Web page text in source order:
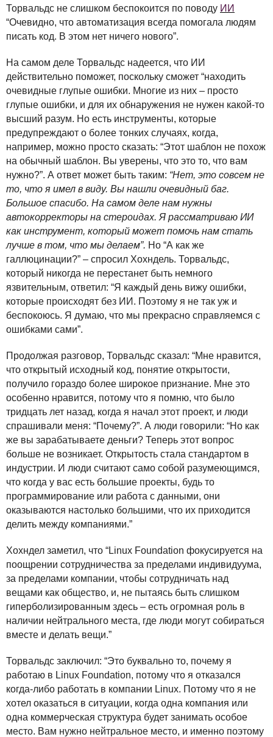
Торвальдс не слишком беспокоится по поводу ИИ
“Очевидно, что автоматизация всегда помогала людям
писать код. В этом нет ничего нового”.
На самом деле Торвальдс надеется, что ИИ
действительно поможет, поскольку сможет “находить
очевидные глупые ошибки. Многие из них – просто
глупые ошибки, и для их обнаружения не нужен какой-то
высший разум. Но есть инструменты, которые
предупреждают о более тонких случаях, когда,
например, можно просто сказать: “Этот шаблон не похож
на обычный шаблон. Вы уверены, что это то, что вам
нужно?”. А ответ может быть таким: “Нет, это совсем не
то, что я имел в виду. Вы нашли очевидный баг.
Большое спасибо. На самом деле нам нужны
автокорректоры на стероидах. Я рассматриваю ИИ
как инструмент, который может помочь нам стать
лучше в том, что мы делаем”. Но “А как же
галлюцинации?” – спросил Хохндель. Торвальдс,
который никогда не перестанет быть немного
язвительным, ответил: “Я каждый день вижу ошибки,
которые происходят без ИИ. Поэтому я не так уж и
беспокоюсь. Я думаю, что мы прекрасно справляемся с
ошибками сами”.
Продолжая разговор, Торвальдс сказал: “Мне нравится,
что открытый исходный код, понятие открытости,
получило гораздо более широкое признание. Мне это
особенно нравится, потому что я помню, что было
тридцать лет назад, когда я начал этот проект, и люди
спрашивали меня: “Почему?”. А люди говорили: “Но как
же вы зарабатываете деньги? Теперь этот вопрос
больше не возникает. Открытость стала стандартом в
индустрии. И люди считают само собой разумеющимся,
что когда у вас есть большие проекты, будь то
программирование или работа с данными, они
оказываются настолько большими, что их приходится
делить между компаниями.”
Хохндел заметил, что “Linux Foundation фокусируется на
поощрении сотрудничества за пределами индивидуума,
за пределами компании, чтобы сотрудничать над
вещами как общество, и, не пытаясь быть слишком
гиперболизированным здесь – есть огромная роль в
наличии нейтрального места, где люди могут собираться
вместе и делать вещи.”
Торвальдс заключил: “Это буквально то, почему я
работаю в Linux Foundation, потому что я отказался
когда-либо работать в компании Linux. Потому что я не
хотел оказаться в ситуации, когда одна компания или
одна коммерческая структура будет занимать особое
место. Вам нужно нейтральное место, и именно поэтому